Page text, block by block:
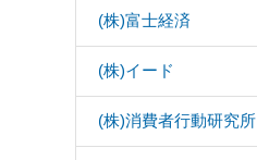
(株)富士経済
(株)イード
(株)消費者行動研究所